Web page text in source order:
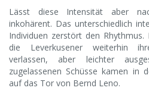
Lässt diese Intensität aber
inkohärent. Das unterschiedlich
Individuen zerstört den
die Leverkusener weiterhin
verlassen, aber leichter
zugelassenen Schüsse kamen in
auf das Tor von Bernd Leno.